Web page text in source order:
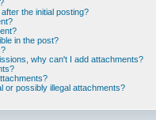
the initial posting?
in the post?
why can't I add attachments?
or possibly illegal attachments?